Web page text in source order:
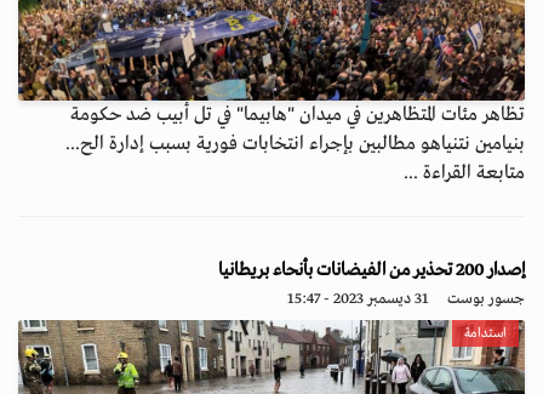
تظاهر مئات المتظاهرين في ميدان "هابيما" في تل أبيب ضد حكومة
بنيامين نتنياهو مطالبين بإجراء انتخابات فورية بسبب إدارة الح...
متابعة القراءة ...
إصدار 200 تحذير من الفيضانات بأنحاء بريطانيا
جسور بوست 31 ديسمبر 2023 - 15:47
استدامة